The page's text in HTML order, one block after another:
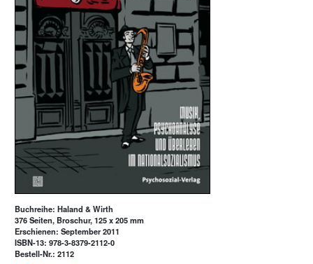
Buchreihe: Haland & Wirth
376 Seiten, Broschur, 125 x 205 mm
Erschienen: September 2011
ISBN-13: 978-3-8379-2112-0
Bestell-Nr.: 2112